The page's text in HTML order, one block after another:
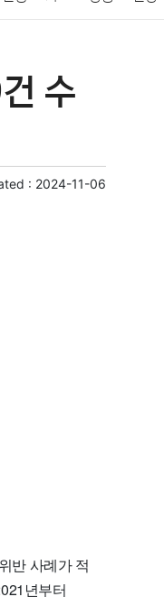
교통 생활
수
: 2024-11-06
반 사례가 적
년부터